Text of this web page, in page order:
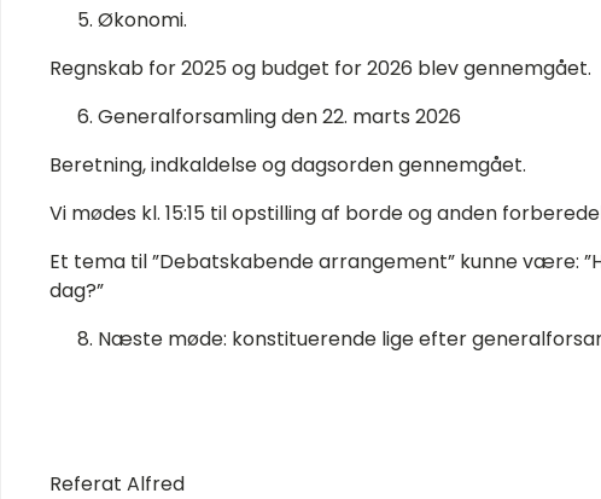
Økonomi.
Regnskab for 2025 og budget for 2026 blev gennemgået.
Generalforsamling den 22. marts 2026
Beretning, indkaldelse og dagsorden gennemgået.
Vi mødes kl. 15:15 til opstilling af borde og anden
Et tema til ”Debatskabende arrangement” kunne være:
dag?”
Næste møde: konstituerende lige efter
Referat Alfred